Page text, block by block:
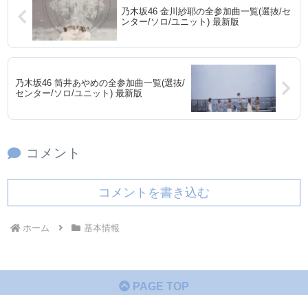
乃木坂46 金川紗耶の全参加曲一覧(選抜/セ
ンター/ソロ/ユニット) 最新版
乃木坂46 筒井あやめの全参加曲一覧(選抜/
センター/ソロ/ユニット) 最新版
コメント
コメントを書き込む
ホーム 基本情報
PAGE TOP